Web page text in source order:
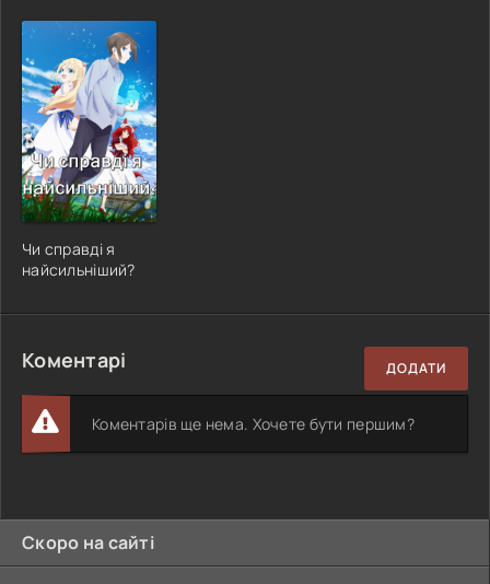
Чи справді я
найсильніший?
Коментарі ДОДАТИ
Коментарів ще нема. Хочете бути першим?
Скоро на сайті